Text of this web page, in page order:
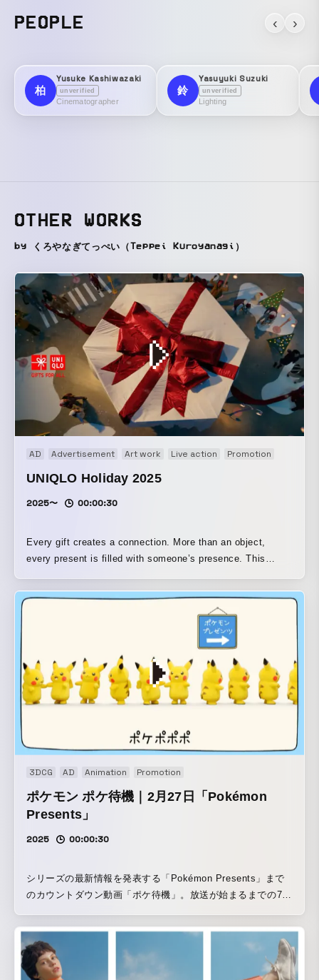
PEOPLE ‹ ›
柏
Yusuke Kashiwazaki
unverified
Cinematographer
鈴
Yasuyuki Suzuki
unverified
Lighting
OTHER WORKS
by くろやなぎてっぺい（Teppei Kuroyanagi）
AD Advertisement Art work Live action Promotion
UNIQLO Holiday 2025
2025〜 00:00:30
Every gift creates a connection. More than an object,
every present is filled with someone’s presence. This
3DCG AD Animation Promotion
ポケモン ポケ待機｜2月27日「Pokémon
Presents」
2025 00:00:30
シリーズの最新情報を発表する「Pokémon Presents」まで
のカウントダウン動画「ポケ待機」。放送が始まるまでの7日